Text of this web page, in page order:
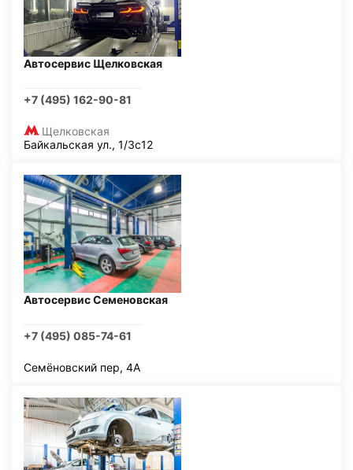
Автосервис Щелковская
+7 (495) 162-90-81
Щелковская
Байкальская ул., 1/3с12
Автосервис Семеновская
+7 (495) 085-74-61
Семёновский пер, 4А